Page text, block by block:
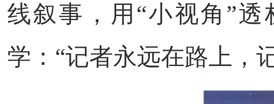
线叙事，用“小视角”
学：“记者永远在路上，